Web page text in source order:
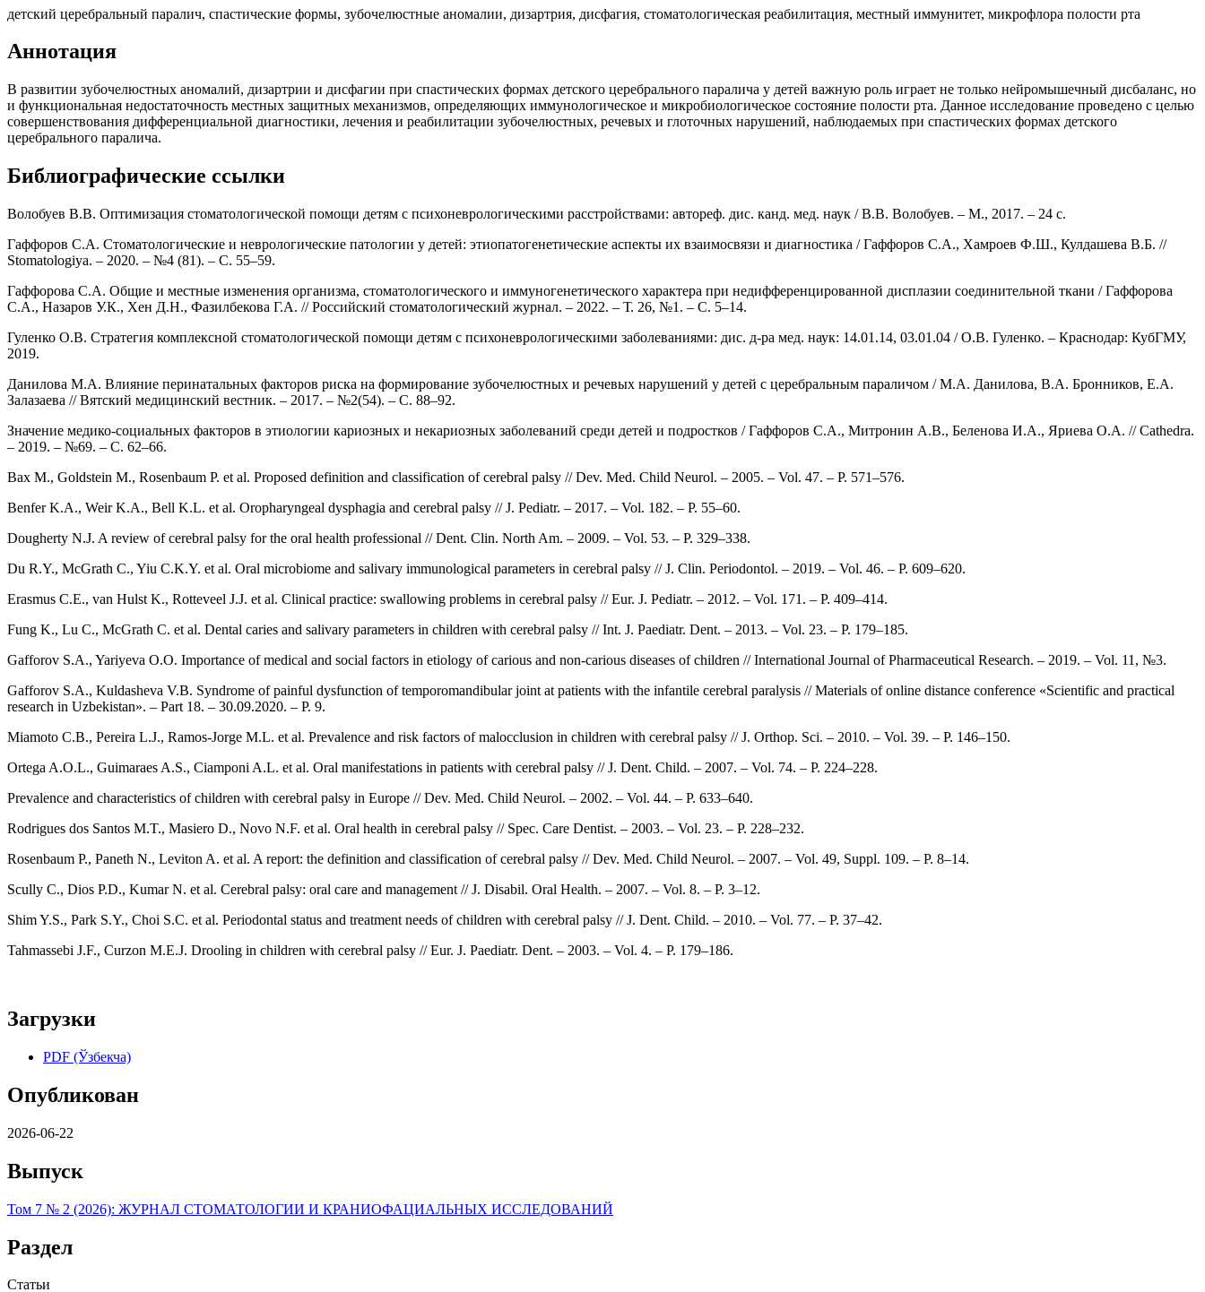
детский церебральный паралич, спастические формы, зубочелюстные аномалии, дизартрия, дисфагия, стоматологическая реабилитация, местный иммунитет, микрофлора полости рта
Аннотация
В развитии зубочелюстных аномалий, дизартрии и дисфагии при спастических формах детского церебрального паралича у детей важную роль играет не только нейромышечный дисбаланс, но
и функциональная недостаточность местных защитных механизмов, определяющих иммунологическое и микробиологическое состояние полости рта. Данное исследование проведено с целью
совершенствования дифференциальной диагностики, лечения и реабилитации зубочелюстных, речевых и глоточных нарушений, наблюдаемых при спастических формах детского
церебрального паралича.
Библиографические ссылки
Волобуев В.В. Оптимизация стоматологической помощи детям с психоневрологическими расстройствами: автореф. дис. канд. мед. наук / В.В. Волобуев. – М., 2017. – 24 с.
Гаффоров С.А. Стоматологические и неврологические патологии у детей: этиопатогенетические аспекты их взаимосвязи и диагностика / Гаффоров С.А., Хамроев Ф.Ш., Кулдашева В.Б. //
Stomatologiya. – 2020. – №4 (81). – С. 55–59.
Гаффорова С.А. Общие и местные изменения организма, стоматологического и иммуногенетического характера при недифференцированной дисплазии соединительной ткани / Гаффорова
С.А., Назаров У.К., Хен Д.Н., Фазилбекова Г.А. // Российский стоматологический журнал. – 2022. – Т. 26, №1. – С. 5–14.
Гуленко О.В. Стратегия комплексной стоматологической помощи детям с психоневрологическими заболеваниями: дис. д-ра мед. наук: 14.01.14, 03.01.04 / О.В. Гуленко. – Краснодар: КубГМУ,
2019.
Данилова М.А. Влияние перинатальных факторов риска на формирование зубочелюстных и речевых нарушений у детей с церебральным параличом / М.А. Данилова, В.А. Бронников, Е.А.
Залазаева // Вятский медицинский вестник. – 2017. – №2(54). – С. 88–92.
Значение медико-социальных факторов в этиологии кариозных и некариозных заболеваний среди детей и подростков / Гаффоров С.А., Митронин А.В., Беленова И.А., Яриева О.А. // Cathedra.
– 2019. – №69. – С. 62–66.
Bax M., Goldstein M., Rosenbaum P. et al. Proposed definition and classification of cerebral palsy // Dev. Med. Child Neurol. – 2005. – Vol. 47. – P. 571–576.
Benfer K.A., Weir K.A., Bell K.L. et al. Oropharyngeal dysphagia and cerebral palsy // J. Pediatr. – 2017. – Vol. 182. – P. 55–60.
Dougherty N.J. A review of cerebral palsy for the oral health professional // Dent. Clin. North Am. – 2009. – Vol. 53. – P. 329–338.
Du R.Y., McGrath C., Yiu C.K.Y. et al. Oral microbiome and salivary immunological parameters in cerebral palsy // J. Clin. Periodontol. – 2019. – Vol. 46. – P. 609–620.
Erasmus C.E., van Hulst K., Rotteveel J.J. et al. Clinical practice: swallowing problems in cerebral palsy // Eur. J. Pediatr. – 2012. – Vol. 171. – P. 409–414.
Fung K., Lu C., McGrath C. et al. Dental caries and salivary parameters in children with cerebral palsy // Int. J. Paediatr. Dent. – 2013. – Vol. 23. – P. 179–185.
Gafforov S.A., Yariyeva O.O. Importance of medical and social factors in etiology of carious and non-carious diseases of children // International Journal of Pharmaceutical Research. – 2019. – Vol. 11, №3.
Gafforov S.A., Kuldasheva V.B. Syndrome of painful dysfunction of temporomandibular joint at patients with the infantile cerebral paralysis // Materials of online distance conference «Scientific and practical
research in Uzbekistan». – Part 18. – 30.09.2020. – P. 9.
Miamoto C.B., Pereira L.J., Ramos-Jorge M.L. et al. Prevalence and risk factors of malocclusion in children with cerebral palsy // J. Orthop. Sci. – 2010. – Vol. 39. – P. 146–150.
Ortega A.O.L., Guimaraes A.S., Ciamponi A.L. et al. Oral manifestations in patients with cerebral palsy // J. Dent. Child. – 2007. – Vol. 74. – P. 224–228.
Prevalence and characteristics of children with cerebral palsy in Europe // Dev. Med. Child Neurol. – 2002. – Vol. 44. – P. 633–640.
Rodrigues dos Santos M.T., Masiero D., Novo N.F. et al. Oral health in cerebral palsy // Spec. Care Dentist. – 2003. – Vol. 23. – P. 228–232.
Rosenbaum P., Paneth N., Leviton A. et al. A report: the definition and classification of cerebral palsy // Dev. Med. Child Neurol. – 2007. – Vol. 49, Suppl. 109. – P. 8–14.
Scully C., Dios P.D., Kumar N. et al. Cerebral palsy: oral care and management // J. Disabil. Oral Health. – 2007. – Vol. 8. – P. 3–12.
Shim Y.S., Park S.Y., Choi S.C. et al. Periodontal status and treatment needs of children with cerebral palsy // J. Dent. Child. – 2010. – Vol. 77. – P. 37–42.
Tahmassebi J.F., Curzon M.E.J. Drooling in children with cerebral palsy // Eur. J. Paediatr. Dent. – 2003. – Vol. 4. – P. 179–186.
Загрузки
PDF (Ўзбекча)
Опубликован
2026-06-22
Выпуск
Том 7 № 2 (2026): ЖУРНАЛ СТОМАТОЛОГИИ И КРАНИОФАЦИАЛЬНЫХ ИССЛЕДОВАНИЙ
Раздел
Статьи